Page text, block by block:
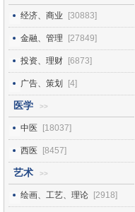
经济、商业 [30883]
金融、管理 [27849]
投资、理财 [6873]
广告、策划 [4]
医学 >>
中医 [18037]
西医 [8457]
艺术 >>
绘画、工艺、理论 [2918]